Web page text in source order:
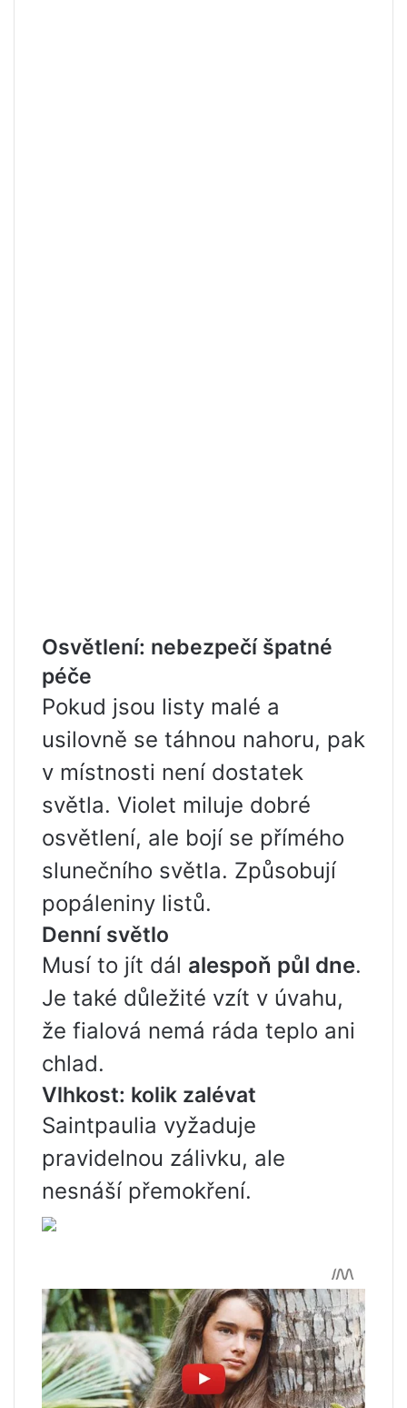
Osvětlení: nebezpečí špatné
péče
Pokud jsou listy malé a
usilovně se táhnou nahoru, pak
v místnosti není dostatek
světla. Violet miluje dobré
osvětlení, ale bojí se přímého
slunečního světla. Způsobují
popáleniny listů.
Denní světlo
Musí to jít dál alespoň půl dne.
Je také důležité vzít v úvahu,
že fialová nemá ráda teplo ani
chlad.
Vlhkost: kolik zalévat
Saintpaulia vyžaduje
pravidelnou zálivku, ale
nesnáší přemokření.